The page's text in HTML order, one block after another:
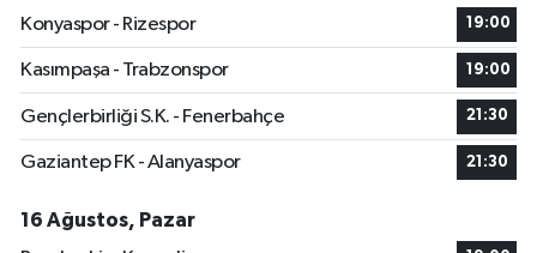
Konyaspor - Rizespor
19:00
Kasımpaşa - Trabzonspor 19:00
Gençlerbirliği S.K. - Fenerbahçe 21:30
Gaziantep FK - Alanyaspor 21:30
16 Ağustos, Pazar